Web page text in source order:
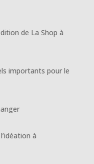
de La Shop à
importants pour le
à